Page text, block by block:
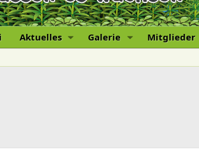
Aktuelles Galerie Mitglieder